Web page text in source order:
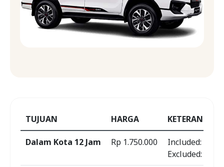
TUJUAN HARGA KETERANGAN
Dalam Kota 12 Jam Rp 1.750.000
Included:
Excluded: